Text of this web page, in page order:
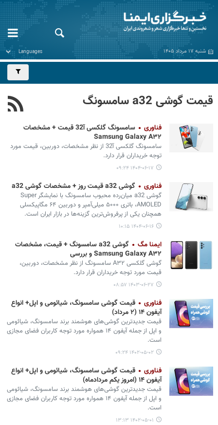
شنبه ۱۷ مرداد ۱۴۰۵
قیمت گوشی a32 سامسونگ
فناوری
سامسونگ گلکسی آ32 قیمت + مشخصات
Samsung Galaxy A۳۲
سامسونگ گلکسی آ32 از نظر مشخصات، دوربین، قیمت مورد
توجه خریداران قرار دارد.
۱۴۰۴-۰۶-۱۷ ۰۹:۲۴
فناوری گوشی a32 قیمت روز + مشخصات گوشی a32
گوشی a32 میان‌رده محبوب سامسونگ با نمایشگر Super
AMOLED، باتری ۵۰۰۰ میلی‌آمپر و دوربین ۶۴ مگاپیکسلی
همچنان یکی از پرفروش‌ترین گزینه‌ها در بازار ایران است.
۱۴۰۴-۰۶-۱۶ ۱۰:۱۵
ایمنا مگ
گوشی a32 سامسونگ + قیمت، مشخصات
Samsung Galaxy A۳۲ و بررسی
گوشی گلکسی A۳۲ سامسونگ از نظر مشخصات، دوربین،
قیمت مورد توجه خریداران قرار دارد.
۱۴۰۳-۰۶-۲۷ ۰۸:۵۷
فناوری
قیمت گوشی سامسونگ، شیائومی و اپل+ انواع
آیفون ۱۴ (۲ مرداد)
قیمت جدیدترین گوشی‌های هوشمند برند سامسونگ، شیائومی
و اپل از جمله آیفون ۱۴ همواره مورد توجه کاربران فضای مجازی
است.
۱۴۰۲-۰۵-۰۲ ۰۹:۲۴
فناوری
قیمت گوشی سامسونگ، شیائومی و اپل+ انواع
آیفون ۱۴ (امروز یکم مردادماه)
قیمت جدیدترین گوشی‌های هوشمند برند سامسونگ، شیائومی
و اپل از جمله آیفون ۱۴ همواره مورد توجه کاربران فضای مجازی
است.
۱۴۰۲-۰۵-۰۱ ۱۳:۱۳